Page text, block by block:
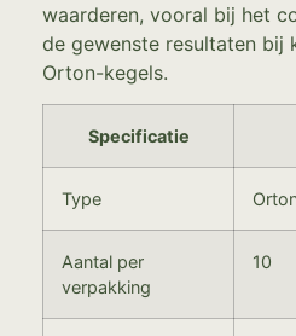
waarderen, vooral bij het
de gewenste resultaten bij
Orton-kegels.
Specificatie
Type
Aantal per
verpakking
10